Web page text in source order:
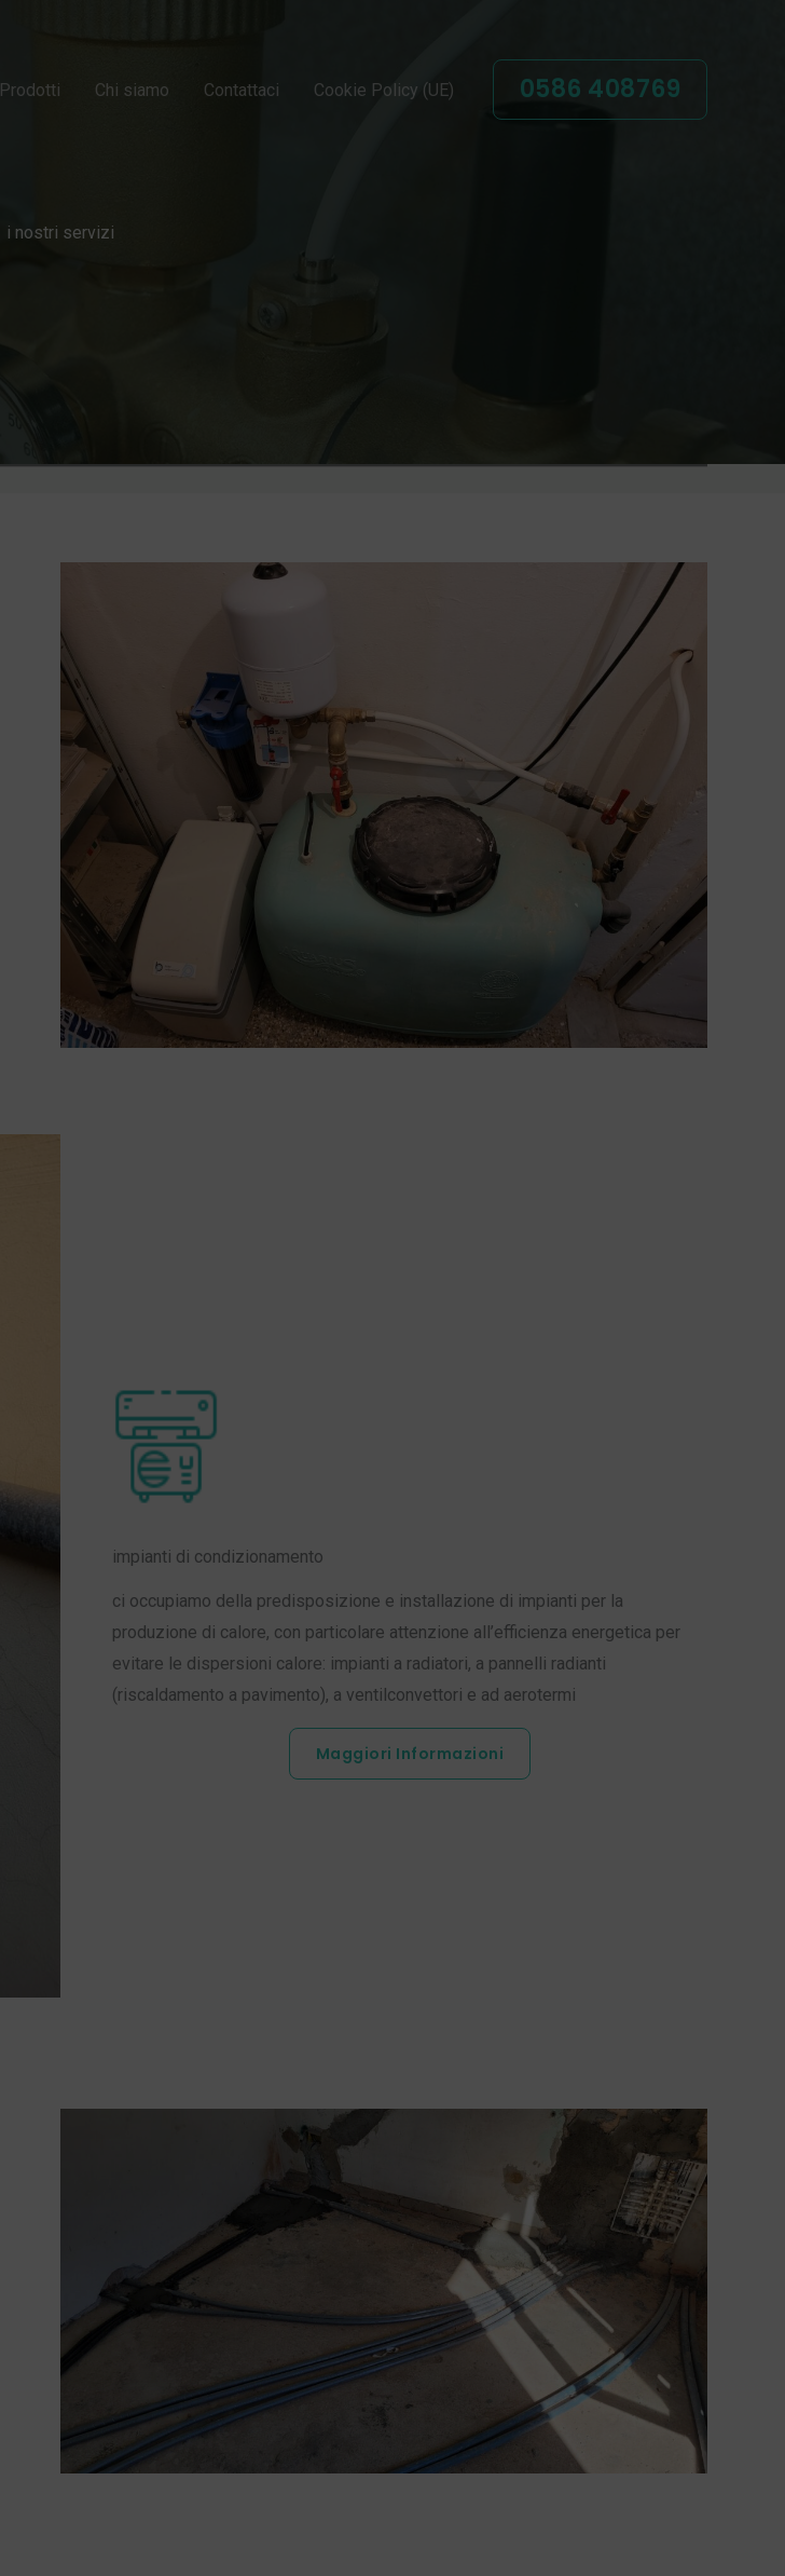
Prodotti Chi siamo Contattaci Cookie Policy (UE) 0586 408769
i nostri servizi
impianti di condizionamento
ci occupiamo della predisposizione e installazione di impianti per la
produzione di calore, con particolare attenzione all’efficienza energetica per
evitare le dispersioni calore: impianti a radiatori, a pannelli radianti
(riscaldamento a pavimento), a ventilconvettori e ad aerotermi
Maggiori Informazioni